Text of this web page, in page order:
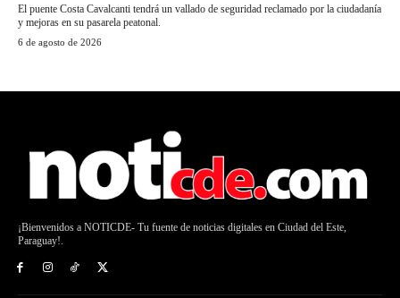
El puente Costa Cavalcanti tendrá un vallado de seguridad reclamado por la ciudadanía
y mejoras en su pasarela peatonal.
6 de agosto de 2026
¡Bienvenidos a NOTICDE- Tu fuente de noticias digitales en Ciudad del Este,
Paraguay!.